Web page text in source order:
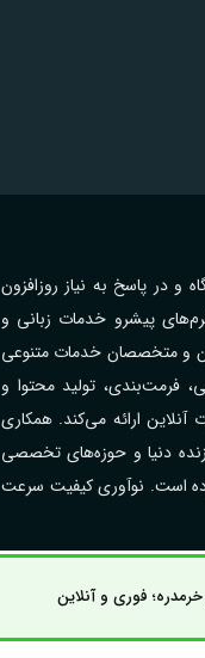
و در پاسخ به نیاز روزافزون
پیشرو خدمات زبانی و
و متخصصان خدمات متنوعی
فرمت‌بندی، تولید محتوا و
ارائه می‌کند. همکاری
دانشگاه‌ها شرکت‌ها و سازمان‌های مختلف و ارائه خدمات در بیش از ۴۰ زبان زنده دنیا و حوزه‌های تخصصی
است. نوآوری کیفیت سرعت
فوری و آنلاین